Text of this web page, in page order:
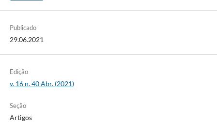
Publicado
29.06.2021
Edição
v. 16 n. 40 Abr. (2021)
Seção
Artigos